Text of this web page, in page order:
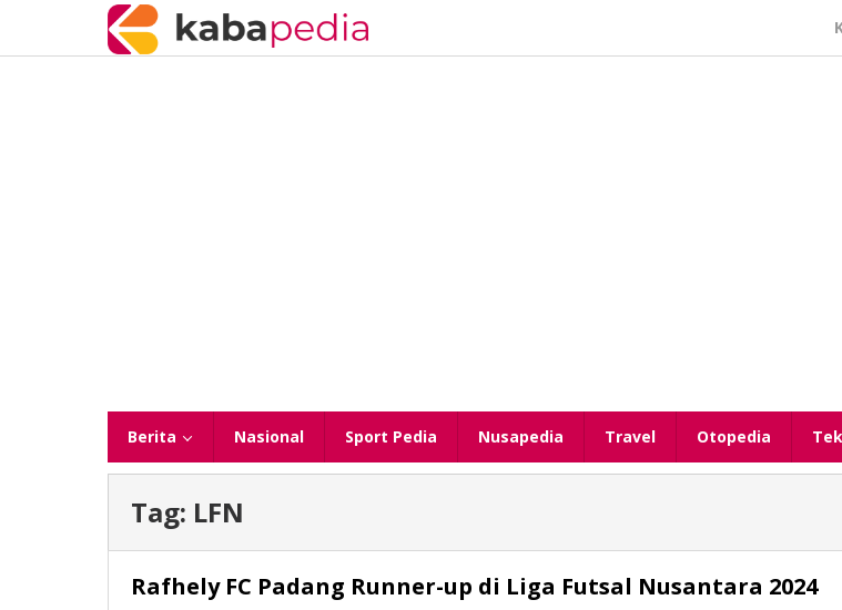
konten
Berita Nasional Sport Pedia Nusapedia Travel Otopedia
Tag: LFN
Rafhely FC Padang Runner-up di Liga Futsal Nusantara 2024